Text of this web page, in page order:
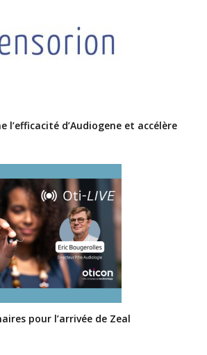
l’efficacité d’Audiogene et accélère
pour l’arrivée de Zeal